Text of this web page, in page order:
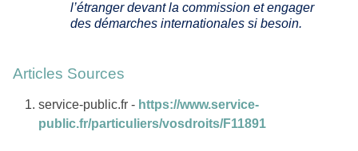
l’étranger devant la commission et engager
des démarches internationales si besoin.
Articles Sources
service-public.fr - https://www.service-
public.fr/particuliers/vosdroits/F11891